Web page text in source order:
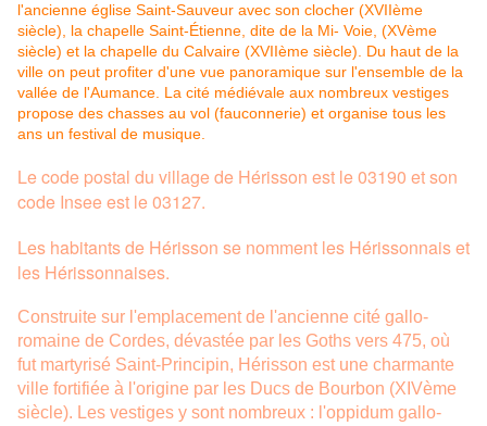
Le code postal du village de Hérisson est le 03190 et son
code Insee est le 03127.
Les habitants de Hérisson se nomment les Hérissonnais et
les Hérissonnaises.
Construite sur l'emplacement de l'ancienne cité gallo-
romaine de Cordes, dévastée par les Goths vers 475, où
fut martyrisé Saint-Principin, Hérisson est une charmante
ville fortifiée à l'origine par les Ducs de Bourbon (XIVème
siècle). Les vestiges y sont nombreux : l'oppidum gallo-